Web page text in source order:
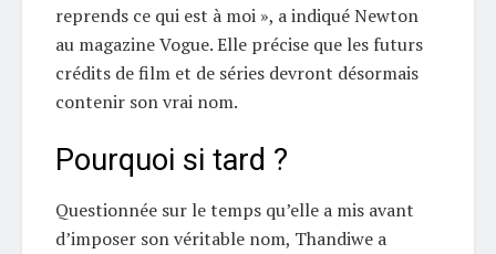
reprends ce qui est à moi », a indiqué Newton
au magazine Vogue. Elle précise que les futurs
crédits de film et de séries devront désormais
contenir son vrai nom.
Pourquoi si tard ?
Questionnée sur le temps qu’elle a mis avant
d’imposer son véritable nom, Thandiwe a